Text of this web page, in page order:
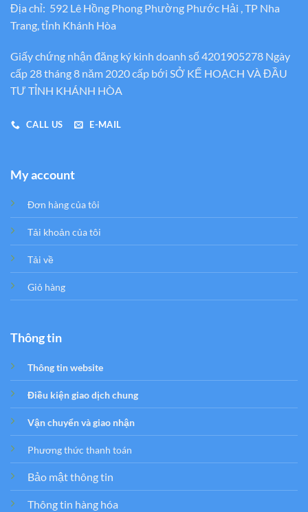
Địa chỉ: 592 Lê Hồng Phong Phường Phước Hải , TP Nha
Trang, tỉnh Khánh Hòa
Giấy chứng nhận đăng ký kinh doanh số 4201905278 Ngày
cấp 28 tháng 8 năm 2020 cấp bới SỞ KẾ HOẠCH VÀ ĐẦU
TƯ TỈNH KHÁNH HÒA
CALL US E-MAIL
My account
Đơn hàng của tôi
Tải khoản của tôi
Tải về
Giỏ hàng
Thông tin
Thông tin website
Điều kiện giao dịch chung
Vận chuyển và giao nhận
Phương thức thanh toán
Bảo mật thông tin
Thông tin hàng hóa